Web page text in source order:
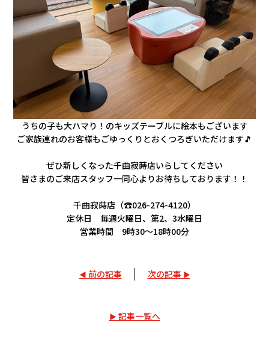
うちの子も大ハマり！のキッズテーブルに絵本もございます
ご家族連れのお客様もごゆっくりとおくつろぎいただけます🎵
ぜひ新しくなった千曲寂蒔店いらしてください
皆さまのご来店スタッフ一同心よりお待ちしております！！
千曲寂蒔店（☎026-274-4120）
定休日 毎週火曜日、第2、3水曜日
営業時間 9時30～18時00分
前の記事 次の記事
記事一覧へ